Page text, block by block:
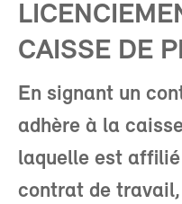
CAISSE DE
En signant un
adhère à la
laquelle est affilié
contrat de travail,